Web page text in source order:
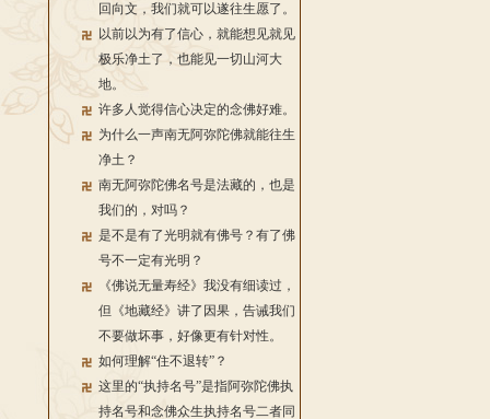
回向文，我们就可以遂往生愿了。
以前以为有了信心，就能想见就见
极乐净土了，也能见一切山河大
地。
许多人觉得信心决定的念佛好难。
为什么一声南无阿弥陀佛就能往生
净土？
南无阿弥陀佛名号是法藏的，也是
我们的，对吗？
是不是有了光明就有佛号？有了佛
号不一定有光明？
《佛说无量寿经》我没有细读过，
但《地藏经》讲了因果，告诫我们
不要做坏事，好像更有针对性。
如何理解“住不退转”？
这里的“执持名号”是指阿弥陀佛执
持名号和念佛众生执持名号二者同